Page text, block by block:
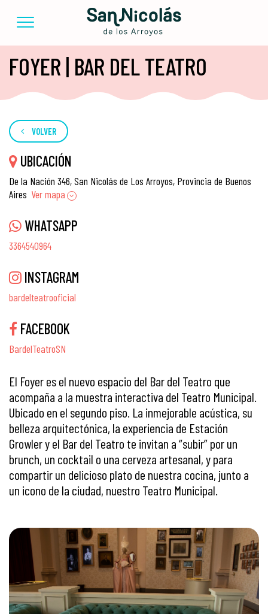
FOYER | BAR DEL TEATRO
VOLVER
UBICACIÓN
De la Nación 346, San Nicolás de Los Arroyos, Provincia de Buenos
Aires Ver mapa
WHATSAPP
3364540964
INSTAGRAM
bardelteatrooficial
FACEBOOK
BardelTeatroSN
El Foyer es el nuevo espacio del Bar del Teatro que
acompaña a la muestra interactiva del Teatro Municipal.
Ubicado en el segundo piso. La inmejorable acústica, su
belleza arquitectónica, la experiencia de Estación
Growler y el Bar del Teatro te invitan a “subir” por un
brunch, un cocktail o una cerveza artesanal, y para
compartir un delicioso plato de nuestra cocina, junto a
un icono de la ciudad, nuestro Teatro Municipal.